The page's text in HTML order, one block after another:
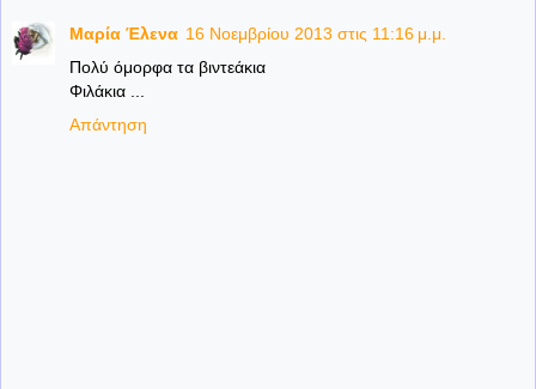
Μαρία Έλενα 16 Νοεμβρίου 2013 στις 11:16 μ.μ.
Πολύ όμορφα τα βιντεάκια
Φιλάκια ...
Απάντηση